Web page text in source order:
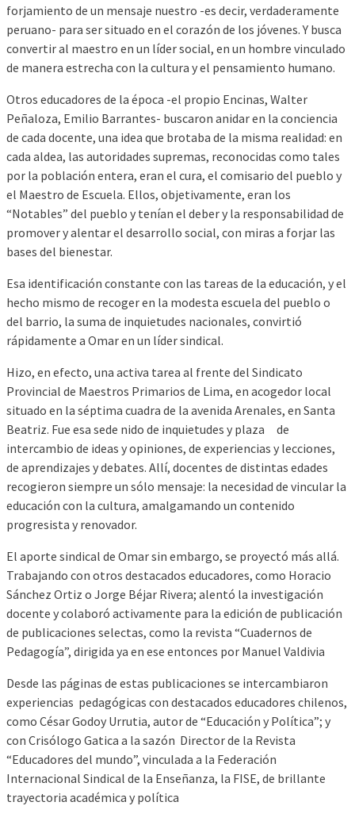
forjamiento de un mensaje nuestro -es decir, verdaderamente
peruano- para ser situado en el corazón de los jóvenes. Y busca
convertir al maestro en un líder social, en un hombre vinculado
de manera estrecha con la cultura y el pensamiento humano.
Otros educadores de la época -el propio Encinas, Walter
Peñaloza, Emilio Barrantes- buscaron anidar en la conciencia
de cada docente, una idea que brotaba de la misma realidad: en
cada aldea, las autoridades supremas, reconocidas como tales
por la población entera, eran el cura, el comisario del pueblo y
el Maestro de Escuela. Ellos, objetivamente, eran los
“Notables” del pueblo y tenían el deber y la responsabilidad de
promover y alentar el desarrollo social, con miras a forjar las
bases del bienestar.
Esa identificación constante con las tareas de la educación, y el
hecho mismo de recoger en la modesta escuela del pueblo o
del barrio, la suma de inquietudes nacionales, convirtió
rápidamente a Omar en un líder sindical.
Hizo, en efecto, una activa tarea al frente del Sindicato
Provincial de Maestros Primarios de Lima, en acogedor local
situado en la séptima cuadra de la avenida Arenales, en Santa
Beatriz. Fue esa sede nido de inquietudes y plaza de
intercambio de ideas y opiniones, de experiencias y lecciones,
de aprendizajes y debates. Allí, docentes de distintas edades
recogieron siempre un sólo mensaje: la necesidad de vincular la
educación con la cultura, amalgamando un contenido
progresista y renovador.
El aporte sindical de Omar sin embargo, se proyectó más allá.
Trabajando con otros destacados educadores, como Horacio
Sánchez Ortiz o Jorge Béjar Rivera; alentó la investigación
docente y colaboró activamente para la edición de publicación
de publicaciones selectas, como la revista “Cuadernos de
Pedagogía”, dirigida ya en ese entonces por Manuel Valdivia
Desde las páginas de estas publicaciones se intercambiaron
experiencias pedagógicas con destacados educadores chilenos,
como César Godoy Urrutia, autor de “Educación y Política”; y
con Crisólogo Gatica a la sazón Director de la Revista
“Educadores del mundo”, vinculada a la Federación
Internacional Sindical de la Enseñanza, la FISE, de brillante
trayectoria académica y política